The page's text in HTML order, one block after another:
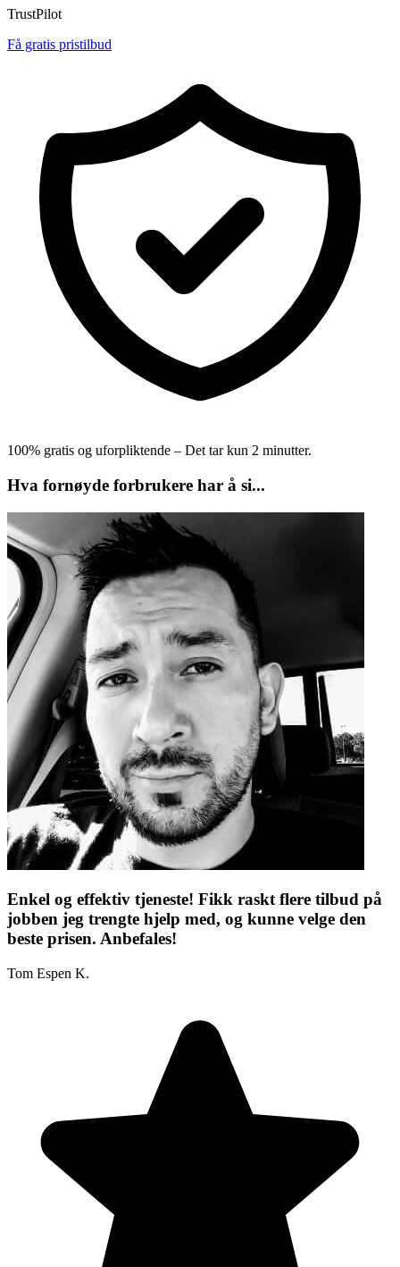
TrustPilot
Få gratis pristilbud
100% gratis og uforpliktende – Det tar kun 2 minutter.
Hva fornøyde forbrukere har å si...
Enkel og effektiv tjeneste! Fikk raskt flere tilbud på
jobben jeg trengte hjelp med, og kunne velge den
beste prisen. Anbefales!
Tom Espen K.